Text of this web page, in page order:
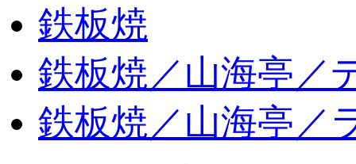
鉄板焼
鉄板焼／山海亭／
鉄板焼／山海亭／